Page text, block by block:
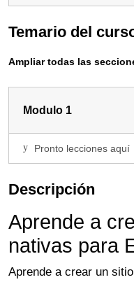
Temario del
Ampliar todas las
Modulo 1
Pronto lecciones aquí
Descripción
Aprende a
nativas para
Aprende a crear un